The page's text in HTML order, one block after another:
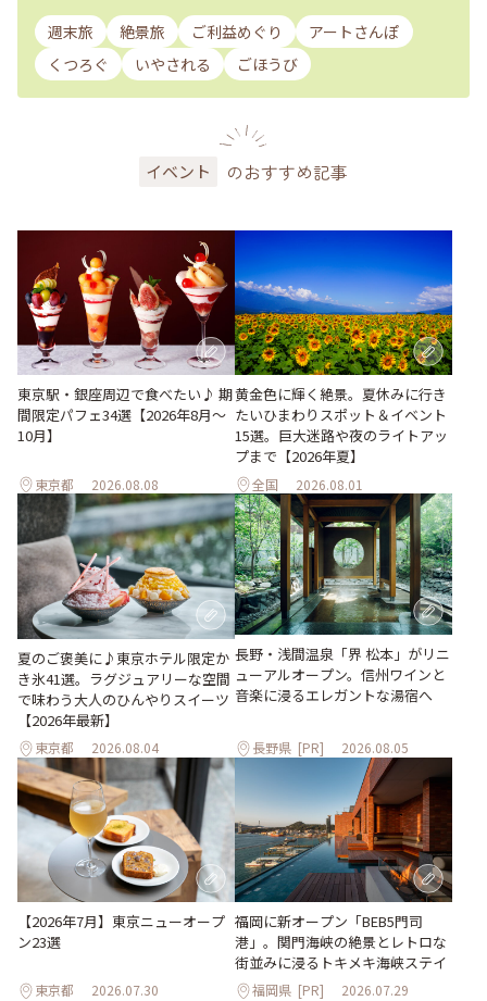
週末旅 絶景旅 ご利益めぐり
アートさんぽ
くつろぐ
いやされる ごほうび
イベント のおすすめ記事
東京駅・銀座周辺で食べたい♪ 期
間限定パフェ34選【2026年8月～
10月】
東京都 2026.08.08
黄金色に輝く絶景。夏休みに行き
たいひまわりスポット＆イベント
15選。巨大迷路や夜のライトアッ
プまで【2026年夏】
全国 2026.08.01
夏のご褒美に♪東京ホテル限定か
き氷41選。ラグジュアリーな空間
で味わう大人のひんやりスイーツ
【2026年最新】
東京都 2026.08.04
長野・浅間温泉「界 松本」がリニ
ューアルオープン。信州ワインと
音楽に浸るエレガントな湯宿へ
長野県 [PR] 2026.08.05
【2026年7月】東京ニューオープ
ン23選
東京都 2026.07.30
福岡に新オープン「BEB5門司
港」。関門海峡の絶景とレトロな
街並みに浸るトキメキ海峡ステイ
福岡県 [PR] 2026.07.29